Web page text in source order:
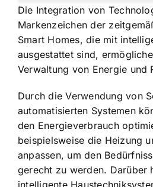
Die Integration von
Markenzeichen der
Smart Homes, die mit
ausgestattet sind,
Verwaltung von Energie und
Durch die Verwendung von
automatisierten Systemen
den Energieverbrauch
beispielsweise die Heizung
anpassen, um den
gerecht zu werden. Darüber